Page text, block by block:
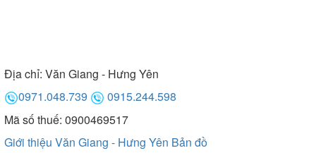
Địa chỉ: Văn Giang - Hưng Yên
0971.048.739
0915.244.598
Mã số thuế: 0900469517
Giới thiệu Văn Giang - Hưng Yên Bản đồ